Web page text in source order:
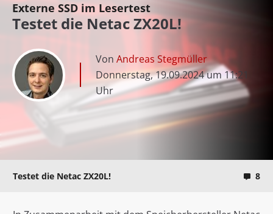
Externe SSD im Lesertest
Testet die Netac ZX20L!
Von Andreas Stegmüller
Donnerstag, 19.09.2024 um 11:21
Uhr
Testet die Netac ZX20L! 8